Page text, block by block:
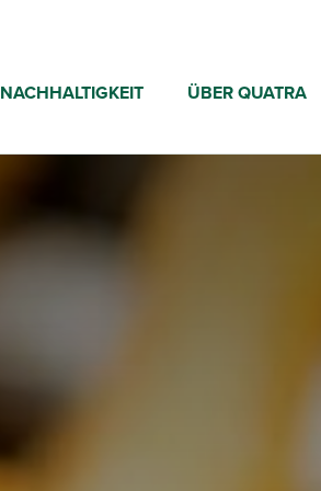
NACHHALTIGKEIT ÜBER QUATRA